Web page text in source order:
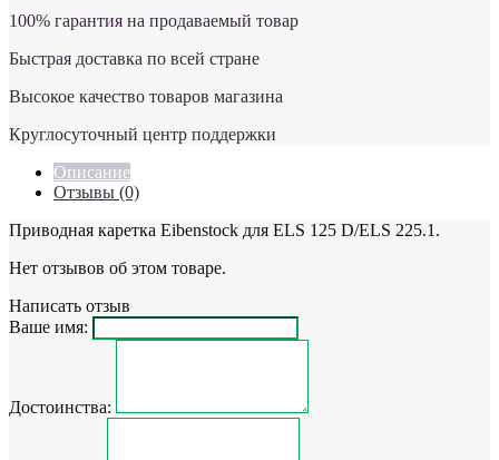
100% гарантия на продаваемый товар
Быстрая доставка по всей стране
Высокое качество товаров магазина
Круглосуточный центр поддержки
Описание
Отзывы (0)
Приводная каретка Eibenstock для ELS 125 D/ELS 225.1.
Нет отзывов об этом товаре.
Написать отзыв
Ваше имя:
Достоинства: